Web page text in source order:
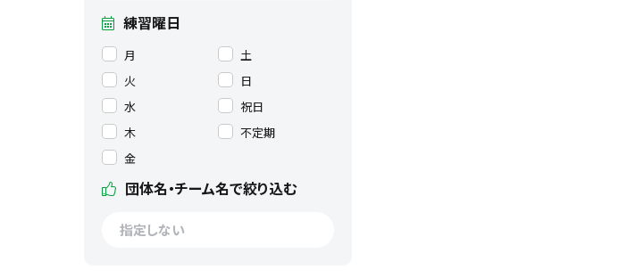
練習曜日
月
土
火
日
水
祝日
木
不定期
金
団体名・チーム名で絞り込む